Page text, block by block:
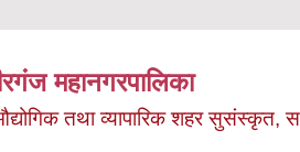
महानगरपालिका
तथा व्यापारिक शहर सुसंस्कृत,